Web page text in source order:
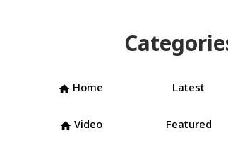
home Home Latest
home Video Featured